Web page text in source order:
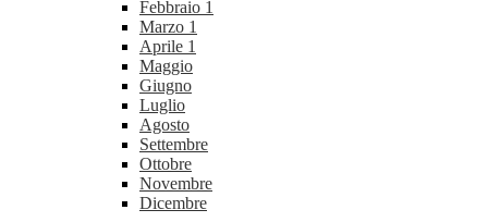
Febbraio 1
Marzo 1
Aprile 1
Maggio
Giugno
Luglio
Agosto
Settembre
Ottobre
Novembre
Dicembre